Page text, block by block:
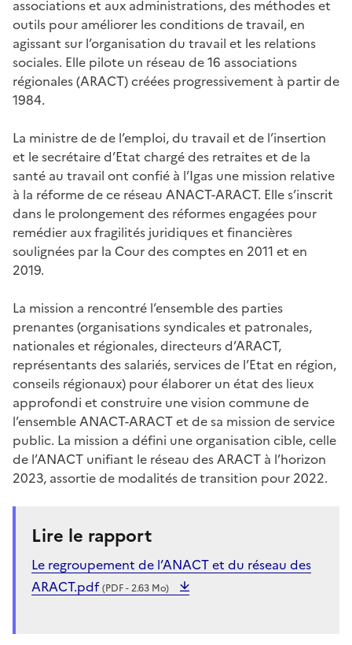
associations et aux administrations, des méthodes et
outils pour améliorer les conditions de travail, en
agissant sur l’organisation du travail et les relations
sociales. Elle pilote un réseau de 16 associations
régionales (ARACT) créées progressivement à partir de
1984.
La ministre de de l’emploi, du travail et de l’insertion
et le secrétaire d’Etat chargé des retraites et de la
santé au travail ont confié à l’Igas une mission relative
à la réforme de ce réseau ANACT-ARACT. Elle s’inscrit
dans le prolongement des réformes engagées pour
remédier aux fragilités juridiques et financières
soulignées par la Cour des comptes en 2011 et en
2019.
La mission a rencontré l’ensemble des parties
prenantes (organisations syndicales et patronales,
nationales et régionales, directeurs d’ARACT,
représentants des salariés, services de l’Etat en région,
conseils régionaux) pour élaborer un état des lieux
approfondi et construire une vision commune de
l’ensemble ANACT-ARACT et de sa mission de service
public. La mission a défini une organisation cible, celle
de l’ANACT unifiant le réseau des ARACT à l’horizon
2023, assortie de modalités de transition pour 2022.
Lire le rapport
Le regroupement de l’ANACT et du réseau des
ARACT.pdf(PDF - 2.63 Mo)